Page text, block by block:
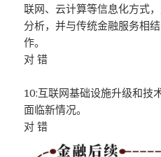
联网、云计算等信息化方式
分析，并与传统金融服务相
作。
对 错
10:互联网基础设施升级和技
面临新情况。
对 错